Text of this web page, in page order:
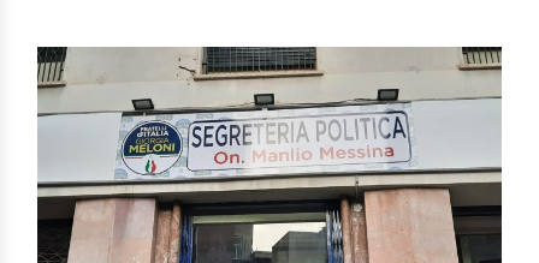
di soggiorno, che dal 2019 […]